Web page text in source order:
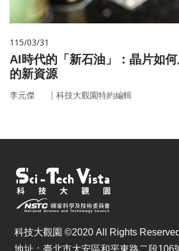
115/03/31
AI時代的「新石油」：晶片如
的新資源
李元傑 ｜ 科技大觀園特約編輯
科技大觀園 ©2020 All Rights
地址：臺北市大安區和平東路二段106